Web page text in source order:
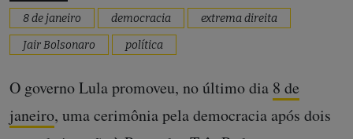
8 de janeiro democracia
extrema direita
Jair Bolsonaro
política
O governo Lula promoveu, no último dia 8 de
janeiro, uma cerimônia pela democracia após dois